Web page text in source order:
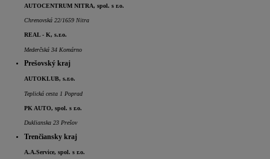
AUTOCENTRUM NITRA, spol. s r.o.
Chrenovská 22/1659 Nitra
REAL - K, s.r.o.
Mederčská 34 Komárno
Prešovský kraj
AUTOKLUB, s.r.o.
Teplická cesta 1 Poprad
PK AUTO, spol. s r.o.
Duklianska 23 Prešov
Trenčiansky kraj
A.A.Service, spol. s r.o.